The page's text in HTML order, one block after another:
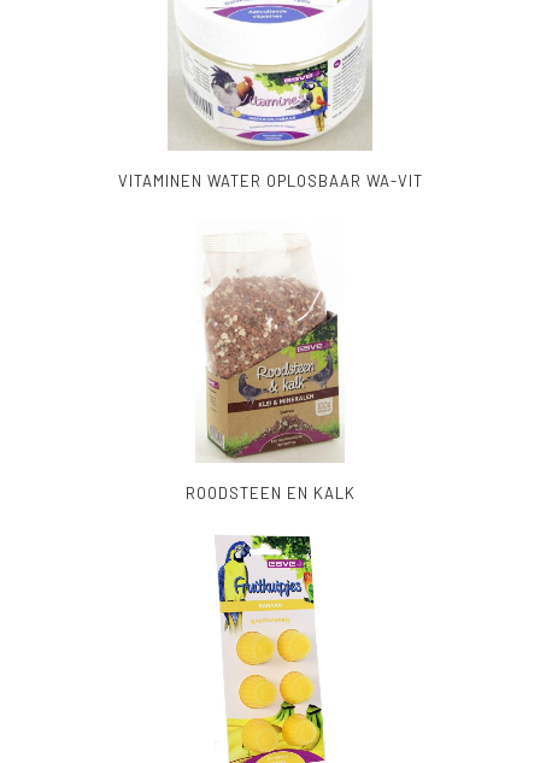
VITAMINEN WATER OPLOSBAAR WA-VIT
ROODSTEEN EN KALK